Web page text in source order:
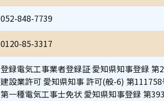
052-848-7739
0120-85-3317
登録電気工事業者登録証 愛知県知事登録 第
建設業許可 愛知県知事 許可(般-6) 第
第一種電気工事士免状 愛知県知事登録 第